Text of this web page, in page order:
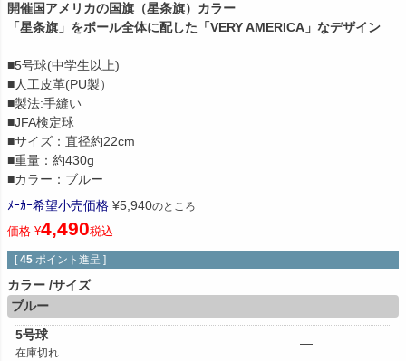
開催国アメリカの国旗（星条旗）カラー
「星条旗」をボール全体に配した「VERY AMERICA」なデザイン
■5号球(中学生以上)
■人工皮革(PU製）
■製法:手縫い
■JFA検定球
■サイズ：直径約22cm
■重量：約430g
■カラー：ブルー
ﾒｰｶｰ希望小売価格 ¥5,940のところ
価格 ¥4,490税込
[ 45 ポイント進呈 ]
カラー サイズ
ブルー
5号球
在庫切れ
—